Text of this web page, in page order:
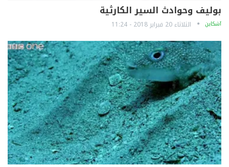
بوليف وحوادث السير الكارثية
آشكاين الثلاثاء 20 فبراير 2018 - 11:24